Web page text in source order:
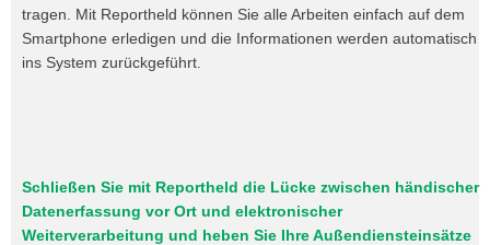
tragen. Mit Reportheld können Sie alle Arbeiten einfach auf dem
Smartphone erledigen und die Informationen werden automatisch
ins System zurückgeführt.
Schließen Sie mit Reportheld die Lücke zwischen händischer
Datenerfassung vor Ort und elektronischer
Weiterverarbeitung und heben Sie Ihre Außendiensteinsätze